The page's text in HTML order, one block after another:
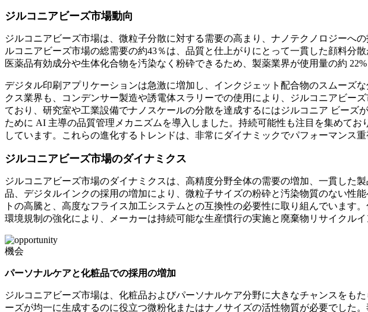
ジルコニアビーズ市場動向
ジルコニアビーズ市場は、微粒子分散に対する需要の高まり、ナノテクノロジーへ
ルコニアビーズ市場の総需要の約43％は、品質と仕上がりにとって一貫した顔料分
医薬品有効成分や生体化合物を汚染なく粉砕できるため、製薬業界が使用量の約 22%
デジタル印刷アプリケーションは急激に増加し、インクジェット配合物のスムーズ
クス業界も、コンデンサー製造や誘電体スラリーでの使用により、ジルコニアビー
ており、研究室や工業設備でナノスケールの分散を達成するにはジルコニア ビーズ
ために AI 主導の品質管理メカニズムを導入しました。持続可能性も注目を集めて
しています。これらの進化するトレンドは、非常にダイナミックでパフォーマンス重
ジルコニアビーズ市場のダイナミクス
ジルコニアビーズ市場のダイナミクスは、高精度分野全体の需要の増加、一貫した
品、デジタルインクの採用の増加により、微粒子サイズの粉砕と汚染物質のない性
トの高騰と、高度なフライス加工システムとの互換性の必要性に取り組んでいます
環境規制の強化により、メーカーは持続可能な生産慣行の実施と廃棄物リサイクル
機会
パーソナルケアと化粧品での採用の増加
ジルコニアビーズ市場は、化粧品およびパーソナルケア分野に大きなチャンスをも
ーズが均一に生成するのに役立つ微粉化またはナノサイズの活性物質が必要でした